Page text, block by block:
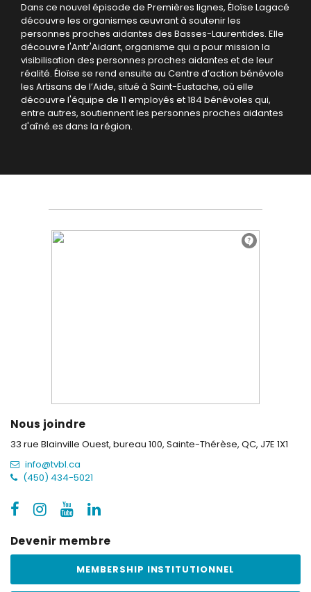
Dans ce nouvel épisode de Premières lignes, Éloïse Lagacé
découvre les organismes œuvrant à soutenir les
personnes proches aidantes des Basses-Laurentides. Elle
découvre l'Antr'Aidant, organisme qui a pour mission la
visibilisation des personnes proches aidantes et de leur
réalité. Éloïse se rend ensuite au Centre d’action bénévole
les Artisans de l’Aide, situé à Saint-Eustache, où elle
découvre l'équipe de 11 employés et 184 bénévoles qui,
entre autres, soutiennent les personnes proches aidantes
d'aîné.es dans la région.
Nous joindre
33 rue Blainville Ouest, bureau 100, Sainte-Thérèse, QC, J7E 1X1
info@tvbl.ca
(450) 434-5021
Devenir membre
MEMBERSHIP INSTITUTIONNEL